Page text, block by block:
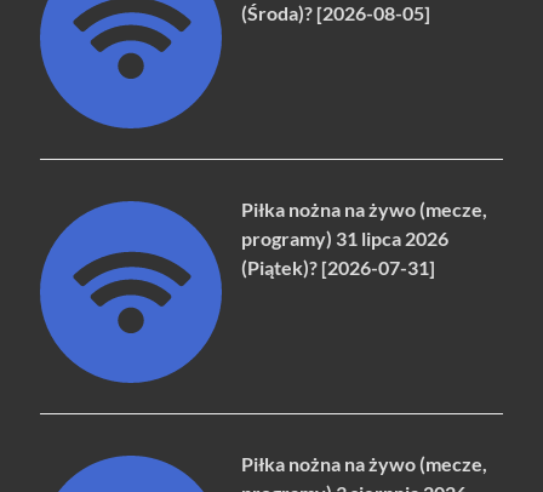
(Środa)? [2026-08-05]
Piłka nożna na żywo (mecze,
programy) 31 lipca 2026
(Piątek)? [2026-07-31]
Piłka nożna na żywo (mecze,